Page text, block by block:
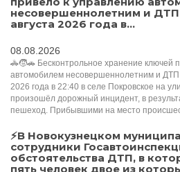
несовершеннолетним и
августа 2026 года в...
08.08.2026
🚓🧒🚗 Бесконтрольное хранение ключей
автомобилем несовершеннолетним и ДТП
2026 года в 22:40 в селе Покровское на
произошёл дорожный инцидент, в
пешеход. Прибывшими на место
⚡️В Новокузнецком
сотрудники
обстоятельства ДТП, в
пять человек двое из